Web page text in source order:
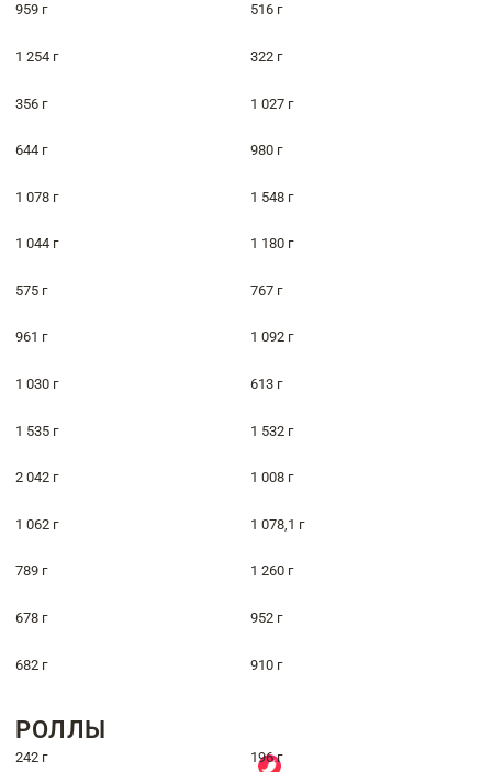
959 г 516 г
1 254 г 322 г
356 г 1 027 г
644 г 980 г
1 078 г 1 548 г
1 044 г 1 180 г
575 г 767 г
961 г 1 092 г
1 030 г 613 г
1 535 г 1 532 г
2 042 г 1 008 г
1 062 г 1 078,1 г
789 г 1 260 г
678 г 952 г
682 г 910 г
РОЛЛЫ
242 г 196 г